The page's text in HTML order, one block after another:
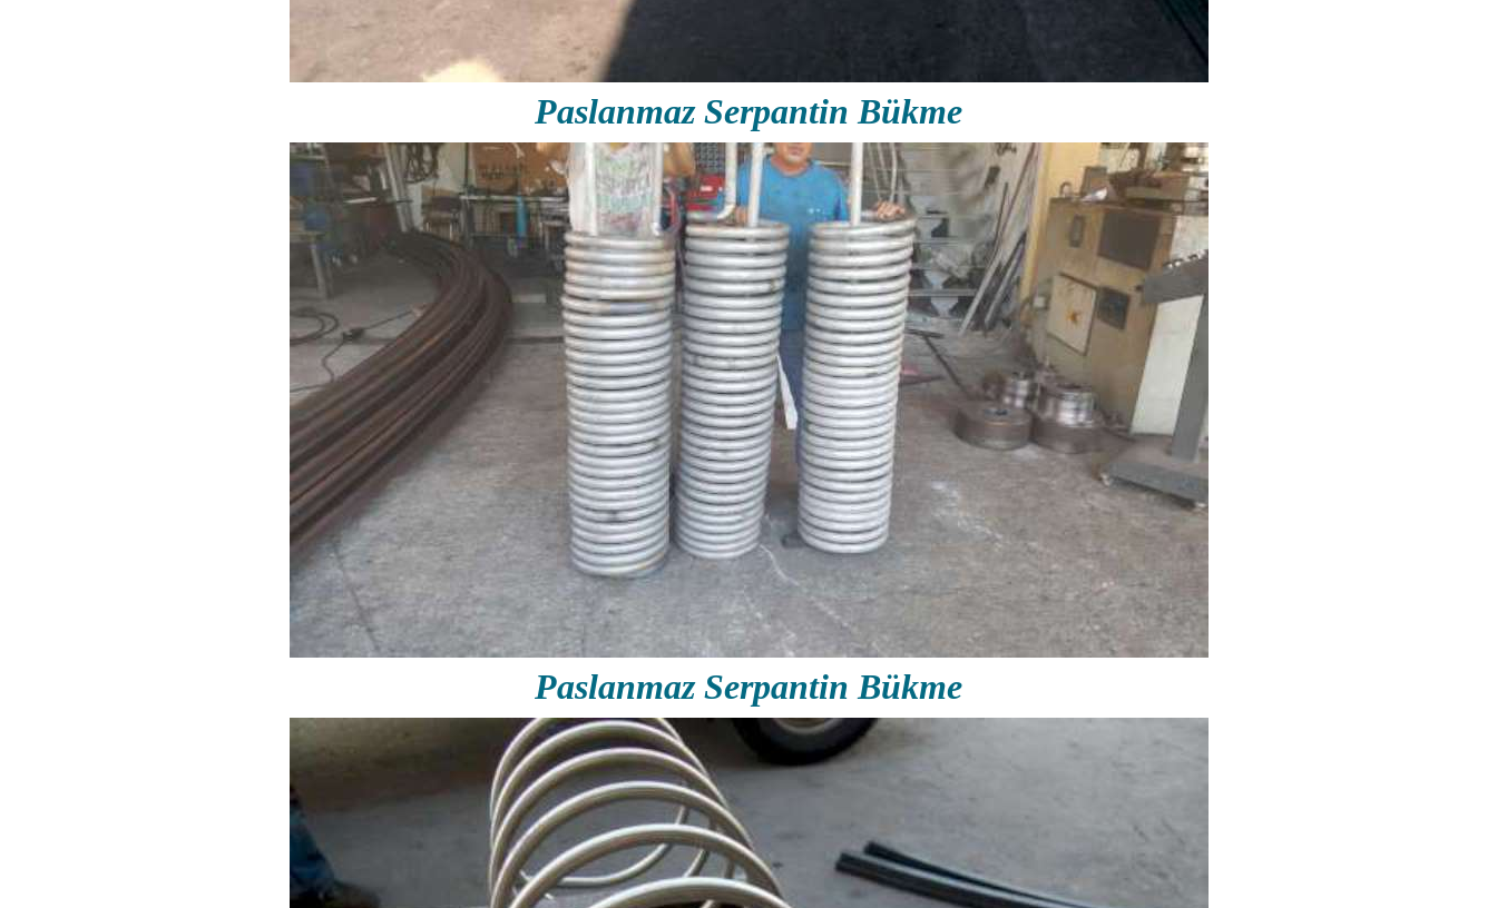
Paslanmaz Serpantin Bükme
Paslanmaz Serpantin Bükme